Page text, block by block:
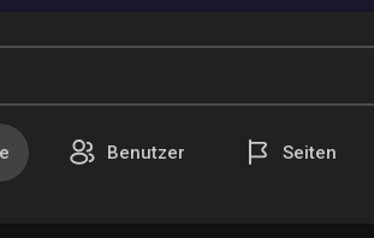
Benutzer Seiten